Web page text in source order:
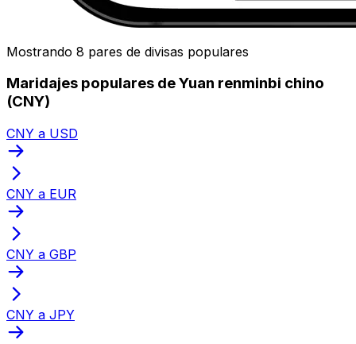
Mostrando 8 pares de divisas populares
Maridajes populares de Yuan renminbi chino
(CNY)
CNY a USD
CNY a EUR
CNY a GBP
CNY a JPY